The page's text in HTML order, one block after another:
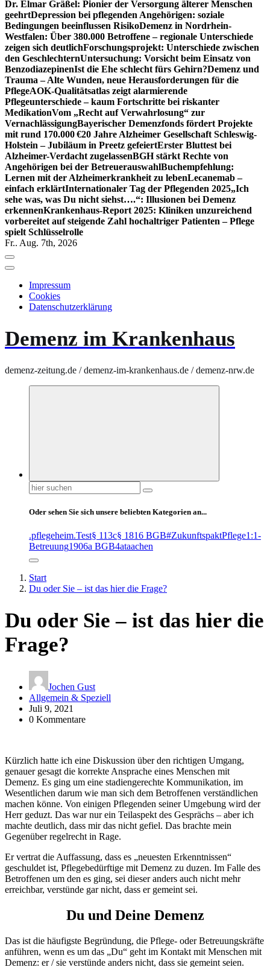
Dr. Elmar Gräßel: Pionier der Versorgung älterer Menschen
geehrtDepression bei pflegenden Angehörigen: soziale
Bedingungen beeinflussen RisikoDemenz in Nordrhein-
Westfalen: Über 380.000 Betroffene – regionale Unterschiede
zeigen sich deutlichForschungsprojekt: Unterschiede zwischen
den GeschlechternUntersuchung: Vorsicht beim Einsatz von
BenzodiazepinenIst die Ehe schlecht fürs Gehirn?Demenz und
Trauma – Alte Wunden, neue Herausforderungen für die
PflegeAOK-Qualitätsatlas zeigt alarmierende
Pflegeunterschiede – kaum Fortschritte bei riskanter
MedikationVom „Recht auf Verwahrlosung“ zur
VernachlässigungBayerischer Demenzfonds fördert Projekte
mit rund 170.000 €20 Jahre Alzheimer Gesellschaft Schleswig-
Holstein – Jubiläum in Preetz gefeiertErster Bluttest bei
Alzheimer-Verdacht zugelassenBGH stärkt Rechte von
Angehörigen bei der BetreuerauswahlBuchempfehlung:
Lernen mit der Alzheimerkrankheit zu lebenLecanemab –
einfach erklärtInternationaler Tag der Pflegenden 2025„Ich
sehe was, was Du nicht siehst….“: Illusionen bei Demenz
erkennenKrankenhaus-Report 2025: Kliniken unzureichend
vorbereitet auf steigende Zahl hochaltriger Patienten – Pflege
spielt Schlüsselrolle
Fr.. Aug. 7th, 2026
Impressum
Cookies
Datenschutzerklärung
Demenz im Krankenhaus
demenz-zeitung.de / demenz-im-krankenhaus.de / demenz-nrw.de
Suchen
nach:
Oder sehen Sie sich unsere beliebten Kategorien an...
.pflegeheim.Test§ 113c§ 1816 BGB#ZukunftspaktPflege1:1-
Betreuung1906a BGB4ataachen
Start
Du oder Sie – ist das hier die Frage?
Du oder Sie – ist das hier die
Frage?
Jochen Gust
Allgemein & Speziell
Juli 9, 2021
0 Kommentare
Kürzlich hatte ich eine Diskussion über den richtigen Umgang,
genauer gesagt die korrekte Ansprache eines Menschen mit
Demenz. Es ging um eine stadiengerechte Kommunikation, im
Wesentlichen darum wie man sich dem Betroffenen verständlichen
machen könne. Von einigen Pflegenden seiner Umgebung wird der
Herr geduzt. Das war nur ein Teilaspekt des Gesprächs – aber ich
machte deutlich, dass mir das nicht gefiel. Das brachte mein
Gegenüber regelrecht in Rage.
Er vertrat die Auffassung, dass es „neuesten Erkenntnissen“
geschuldet ist, Pflegebedürftige mit Demenz zu duzen. Im Falle des
Betroffenen um den es ging, sei dieser anders auch nicht mehr
erreichbar, verstünde gar nicht, dass er gemeint sei.
Du und Deine Demenz
Das ist die häufigste Begründung, die Pflege- oder Betreuungskräfte
anführen, wenn es um das „Du“ geht im Kontakt mit Menschen mit
Demenz: er / sie verstünde anders nicht, dass sie gemeint seien.